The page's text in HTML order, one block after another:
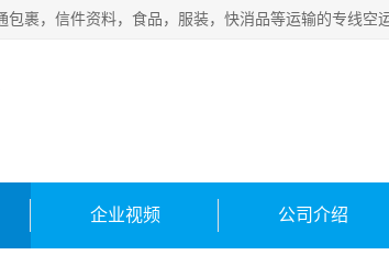
企业视频 公司介绍